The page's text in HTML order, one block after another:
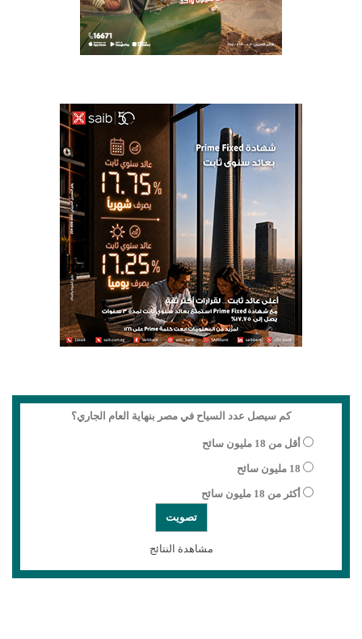
كم سيصل عدد السياح في مصر بنهاية العام الجاري؟
أقل من 18 مليون سائح
18 مليون سائح
أكثر من 18 مليون سائح
مشاهدة النتائج